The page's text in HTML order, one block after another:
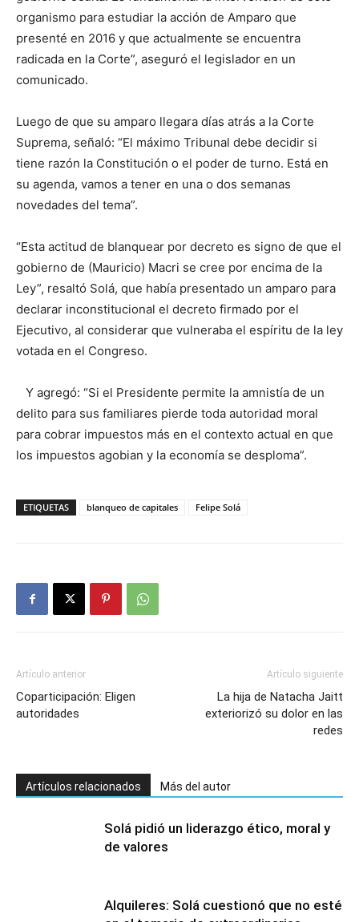
organismo para estudiar la acción de Amparo que
presenté en 2016 y que actualmente se encuentra
radicada en la Corte”, aseguró el legislador en un
comunicado.
Luego de que su amparo llegara días atrás a la Corte
Suprema, señaló: “El máximo Tribunal debe decidir si
tiene razón la Constitución o el poder de turno. Está en
su agenda, vamos a tener en una o dos semanas
novedades del tema”.
“Esta actitud de blanquear por decreto es signo de que el
gobierno de (Mauricio) Macri se cree por encima de la
Ley”, resaltó Solá, que había presentado un amparo para
declarar inconstitucional el decreto firmado por el
Ejecutivo, al considerar que vulneraba el espíritu de la ley
votada en el Congreso.
Y agregó: “Si el Presidente permite la amnistía de un
delito para sus familiares pierde toda autoridad moral
para cobrar impuestos más en el contexto actual en que
los impuestos agobian y la economía se desploma”.
ETIQUETAS blanqueo de capitales Felipe Solá
Artículo anterior
Coparticipación: Eligen
autoridades
Artículo siguiente
La hija de Natacha Jaitt
exteriorizó su dolor en las
redes
Artículos relacionados Más del autor
Solá pidió un liderazgo ético, moral y
de valores
Alquileres: Solá cuestionó que no esté